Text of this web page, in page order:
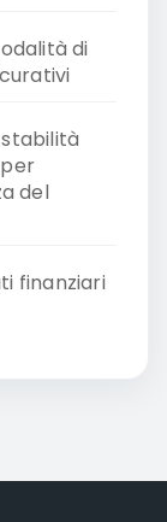
di
stabilità
del
finanziari